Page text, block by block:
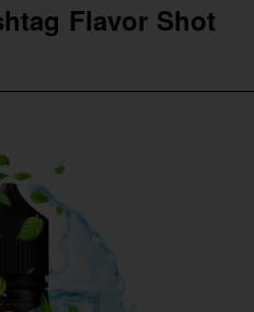
Flavor Shot